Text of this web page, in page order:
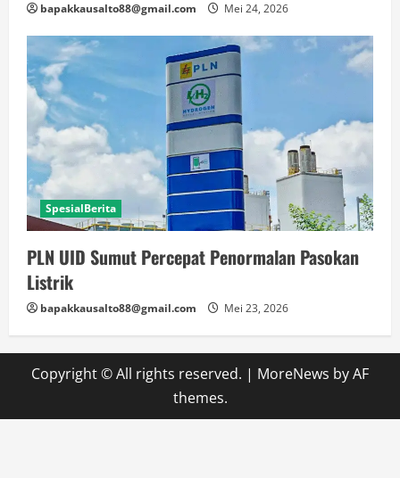
bapakkausalto88@gmail.com Mei 24, 2026
SpesialBerita
PLN UID Sumut Percepat Penormalan Pasokan
Listrik
bapakkausalto88@gmail.com Mei 23, 2026
Copyright © All rights reserved. | MoreNews by AF
themes.